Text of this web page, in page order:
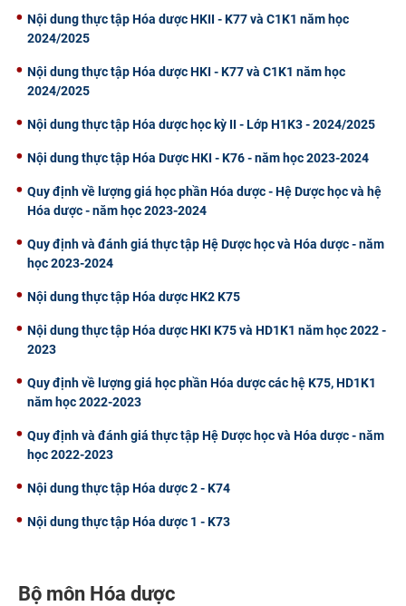
CỰU NGƯỜI HỌC
Nội dung thực tập Hóa dược HKII - K77 và C1K1 năm học
2024/2025
Nội dung thực tập Hóa dược HKI - K77 và C1K1 năm học
2024/2025
Nội dung thực tập Hóa dược học kỳ II - Lớp H1K3 - 2024/2025
Nội dung thực tập Hóa Dược HKI - K76 - năm học 2023-2024
Quy định về lượng giá học phần Hóa dược - Hệ Dược học và hệ
Hóa dược - năm học 2023-2024
Quy định và đánh giá thực tập Hệ Dược học và Hóa dược - năm
học 2023-2024
Nội dung thực tập Hóa dược HK2 K75
Nội dung thực tập Hóa dược HKI K75 và HD1K1 năm học 2022 -
2023
Quy định về lượng giá học phần Hóa dược các hệ K75, HD1K1
năm học 2022-2023
Quy định và đánh giá thực tập Hệ Dược học và Hóa dược - năm
học 2022-2023
Nội dung thực tập Hóa dược 2 - K74
Nội dung thực tập Hóa dược 1 - K73
Bộ môn Hóa dược